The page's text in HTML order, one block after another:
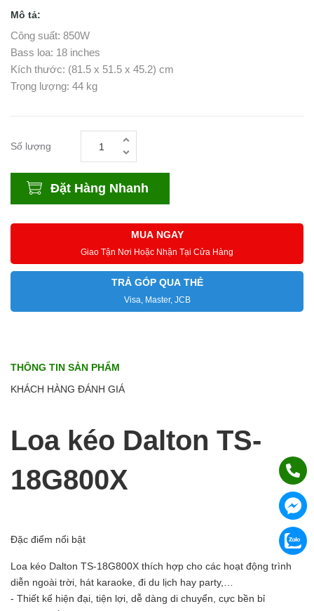
Mô tả:
Công suất: 850W
Bass loa: 18 inches
Kích thước: (81.5 x 51.5 x 45.2) cm
Trọng lượng: 44 kg
Số lượng
Đặt Hàng Nhanh
MUA NGAY
Giao Tận Nơi Hoặc Nhận Tại Cửa Hàng
TRẢ GÓP QUA THẺ
Visa, Master, JCB
THÔNG TIN SẢN PHẨM
KHÁCH HÀNG ĐÁNH GIÁ
Loa kéo Dalton TS-
18G800X
Đặc điểm nổi bật
Loa kéo Dalton TS-18G800X thích hợp cho các hoạt động trình
diễn ngoài trời, hát karaoke, đi du lịch hay party,…
- Thiết kế hiện đại, tiện lợi, dễ dàng di chuyển, cực bền bỉ